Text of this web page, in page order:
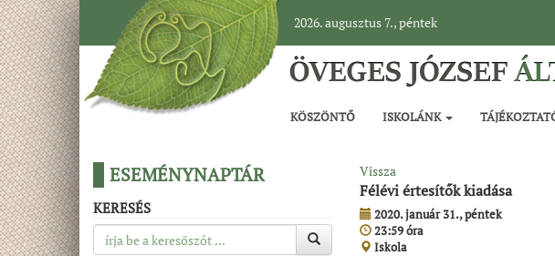
2026. augusztus 7., péntek
KÖSZÖNTŐ ISKOLÁNK
ESEMÉNYNAPTÁR
KERESÉS
Vissza
Félévi értesítők kiadása
2020. január 31., péntek
23:59 óra
Iskola